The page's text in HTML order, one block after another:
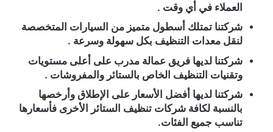
العملاء في أي وقت .
شركتنا تمتلك أسطول متميز من السيارات المتخصصة
لنقل معدات التنظيف بكل سهولة وسرعة .
شركتنا لديها فريق عمالة مدرب على أعلى مستويات
وتقنيات التنظيف الخاص بالستائر والمفروشات .
شركتنا لديها أفضل الأسعار على الإطلاق وأرخصها
بالنسبة لكافة شركات تنظيف الستائر الأخرى فأسعارها
تناسب جميع الفئات.